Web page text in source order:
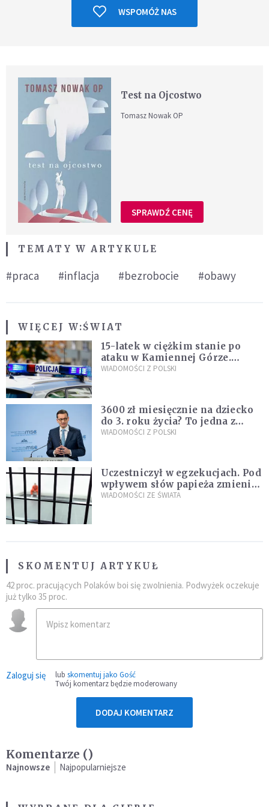
WSPOMÓŻ NAS
Test na Ojcostwo
Tomasz Nowak OP
SPRAWDŹ CENĘ
TEMATY W ARTYKULE
#praca #inflacja #bezrobocie #obawy
WIĘCEJ W:ŚWIAT
15-latek w ciężkim stanie po
ataku w Kamiennej Górze.
Policja zatrzymała dwóch
WIADOMOŚCI Z POLSKI
3600 zł miesięcznie na dziecko
do 3. roku życia? To jedna z
propozycji programu "Rozwój
WIADOMOŚCI Z POLSKI
Uczestniczył w egzekucjach. Pod
wpływem słów papieża zmienił
zdanie
WIADOMOŚCI ZE ŚWIATA
SKOMENTUJ ARTYKUŁ
42 proc. pracujących Polaków boi się zwolnienia. Podwyżek oczekuje
już tylko 35 proc.
Zaloguj się lub skomentuj jako Gość
Twój komentarz będzie moderowany
DODAJ KOMENTARZ
Komentarze ()
Najnowsze Najpopularniejsze